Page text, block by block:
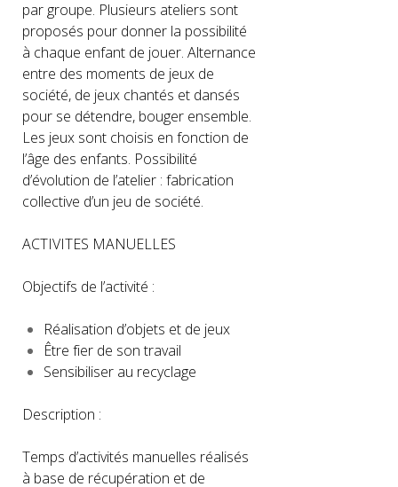
par groupe. Plusieurs ateliers sont
proposés pour donner la possibilité
à chaque enfant de jouer. Alternance
entre des moments de jeux de
société, de jeux chantés et dansés
pour se détendre, bouger ensemble.
Les jeux sont choisis en fonction de
l’âge des enfants. Possibilité
d’évolution de l’atelier : fabrication
collective d’un jeu de société.
ACTIVITES MANUELLES
Objectifs de l’activité :
Réalisation d’objets et de jeux
Être fier de son travail
Sensibiliser au recyclage
Description :
Temps d’activités manuelles réalisés
à base de récupération et de